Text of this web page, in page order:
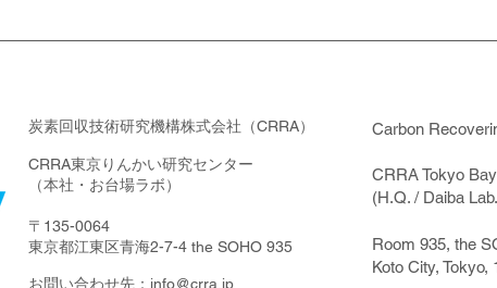
炭素回収技術研究機構株式会社 （CRRA）
CRRA東京りんかい研究センター
（本社・お台場ラボ）
〒135-0064
東京都江東区青海2-7-4 the SOHO 935
お問い合わせ先： info@crra.jp
Carbon
CRRA Tokyo
(H.Q. / Daiba
Room 935, the
Koto City, Tokyo,